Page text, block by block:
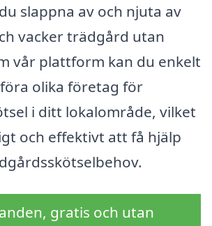
slappna av och njuta av
vacker trädgård utan
vår plattform kan du enkelt
olika företag för
i ditt lokalområde, vilket
och effektivt att få hjälp
gratis och utan